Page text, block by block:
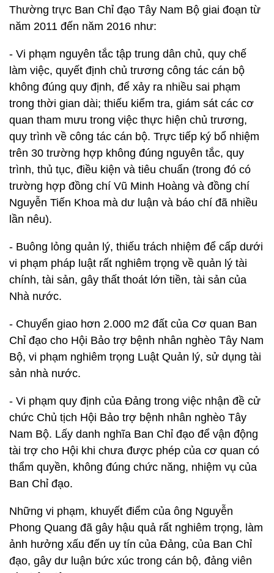
Thường trực Ban Chỉ đạo Tây Nam Bộ giai đoạn từ
năm 2011 đến năm 2016 như:
- Vi phạm nguyên tắc tập trung dân chủ, quy chế
làm việc, quyết định chủ trương công tác cán bộ
không đúng quy định, để xảy ra nhiều sai phạm
trong thời gian dài; thiếu kiểm tra, giám sát các cơ
quan tham mưu trong việc thực hiện chủ trương,
quy trình về công tác cán bộ. Trực tiếp ký bổ nhiệm
trên 30 trường hợp không đúng nguyên tắc, quy
trình, thủ tục, điều kiện và tiêu chuẩn (trong đó có
trường hợp đồng chí Vũ Minh Hoàng và đồng chí
Nguyễn Tiến Khoa mà dư luận và báo chí đã nhiều
lần nêu).
- Buông lỏng quản lý, thiếu trách nhiệm để cấp dưới
vi phạm pháp luật rất nghiêm trọng về quản lý tài
chính, tài sản, gây thất thoát lớn tiền, tài sản của
Nhà nước.
- Chuyển giao hơn 2.000 m2 đất của Cơ quan Ban
Chỉ đạo cho Hội Bảo trợ bệnh nhân nghèo Tây Nam
Bộ, vi phạm nghiêm trọng Luật Quản lý, sử dụng tài
sản nhà nước.
- Vi phạm quy định của Đảng trong việc nhận đề cử
chức Chủ tịch Hội Bảo trợ bệnh nhân nghèo Tây
Nam Bộ. Lấy danh nghĩa Ban Chỉ đạo để vận động
tài trợ cho Hội khi chưa được phép của cơ quan có
thẩm quyền, không đúng chức năng, nhiệm vụ của
Ban Chỉ đạo.
Những vi phạm, khuyết điểm của ông Nguyễn
Phong Quang đã gây hậu quả rất nghiêm trọng, làm
ảnh hưởng xấu đến uy tín của Đảng, của Ban Chỉ
đạo, gây dư luận bức xúc trong cán bộ, đảng viên